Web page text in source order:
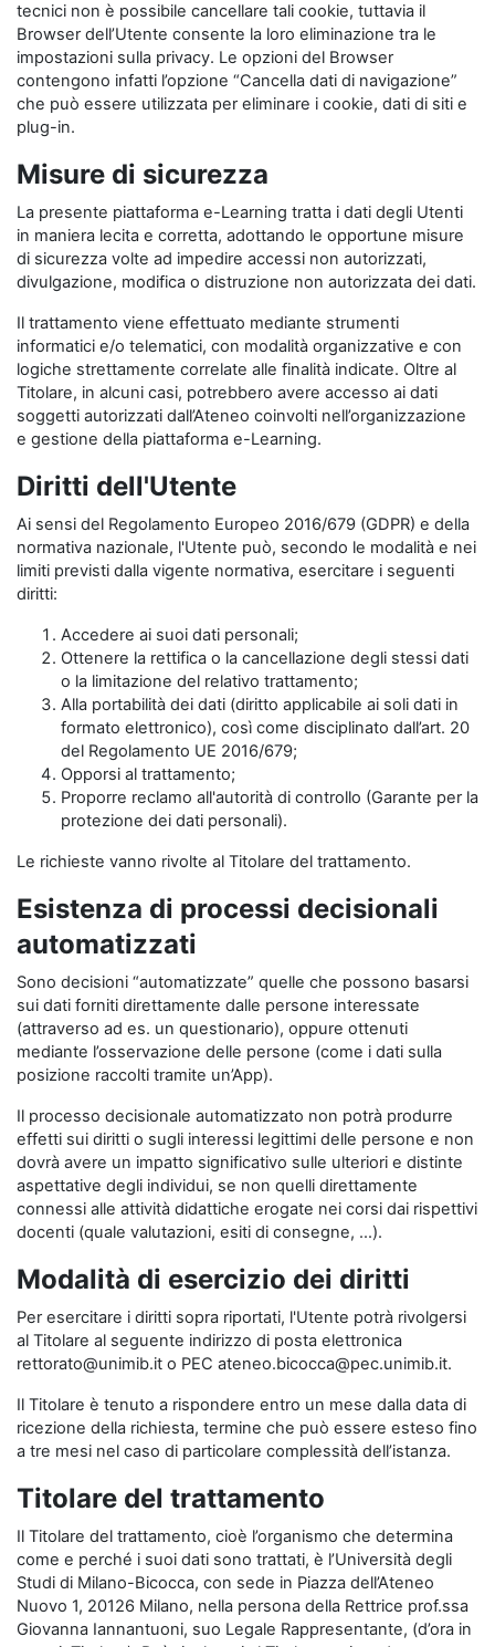
tecnici non è possibile cancellare tali cookie, tuttavia il
Browser dell’Utente consente la loro eliminazione tra le
impostazioni sulla privacy. Le opzioni del Browser
contengono infatti l’opzione “Cancella dati di navigazione”
che può essere utilizzata per eliminare i cookie, dati di siti e
plug-in.
Misure di sicurezza
La presente piattaforma e-Learning tratta i dati degli Utenti
in maniera lecita e corretta, adottando le opportune misure
di sicurezza volte ad impedire accessi non autorizzati,
divulgazione, modifica o distruzione non autorizzata dei dati.
Il trattamento viene effettuato mediante strumenti
informatici e/o telematici, con modalità organizzative e con
logiche strettamente correlate alle finalità indicate. Oltre al
Titolare, in alcuni casi, potrebbero avere accesso ai dati
soggetti autorizzati dall’Ateneo coinvolti nell’organizzazione
e gestione della piattaforma e-Learning.
Diritti dell'Utente
Ai sensi del Regolamento Europeo 2016/679 (GDPR) e della
normativa nazionale, l'Utente può, secondo le modalità e nei
limiti previsti dalla vigente normativa, esercitare i seguenti
diritti:
Accedere ai suoi dati personali;
Ottenere la rettifica o la cancellazione degli stessi dati
o la limitazione del relativo trattamento;
Alla portabilità dei dati (diritto applicabile ai soli dati in
formato elettronico), così come disciplinato dall’art. 20
del Regolamento UE 2016/679;
Opporsi al trattamento;
Proporre reclamo all'autorità di controllo (Garante per la
protezione dei dati personali).
Le richieste vanno rivolte al Titolare del trattamento.
Esistenza di processi decisionali
automatizzati
Sono decisioni “automatizzate” quelle che possono basarsi
sui dati forniti direttamente dalle persone interessate
(attraverso ad es. un questionario), oppure ottenuti
mediante l’osservazione delle persone (come i dati sulla
posizione raccolti tramite un’App).
Il processo decisionale automatizzato non potrà produrre
effetti sui diritti o sugli interessi legittimi delle persone e non
dovrà avere un impatto significativo sulle ulteriori e distinte
aspettative degli individui, se non quelli direttamente
connessi alle attività didattiche erogate nei corsi dai rispettivi
docenti (quale valutazioni, esiti di consegne, …).
Modalità di esercizio dei diritti
Per esercitare i diritti sopra riportati, l'Utente potrà rivolgersi
al Titolare al seguente indirizzo di posta elettronica
rettorato@unimib.it o PEC ateneo.bicocca@pec.unimib.it.
Il Titolare è tenuto a rispondere entro un mese dalla data di
ricezione della richiesta, termine che può essere esteso fino
a tre mesi nel caso di particolare complessità dell’istanza.
Titolare del trattamento
Il Titolare del trattamento, cioè l’organismo che determina
come e perché i suoi dati sono trattati, è l’Università degli
Studi di Milano-Bicocca, con sede in Piazza dell’Ateneo
Nuovo 1, 20126 Milano, nella persona della Rettrice prof.ssa
Giovanna Iannantuoni, suo Legale Rappresentante, (d’ora in